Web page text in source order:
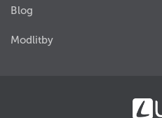
Blog
Modlitby